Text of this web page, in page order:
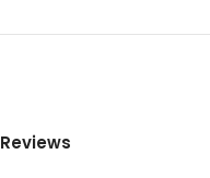
Reviews